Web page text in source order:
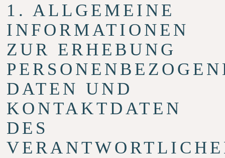
1. ALLGEMEINE
INFORMATIONEN
ZUR ERHEBUNG
DATEN UND
KONTAKTDATEN
DES